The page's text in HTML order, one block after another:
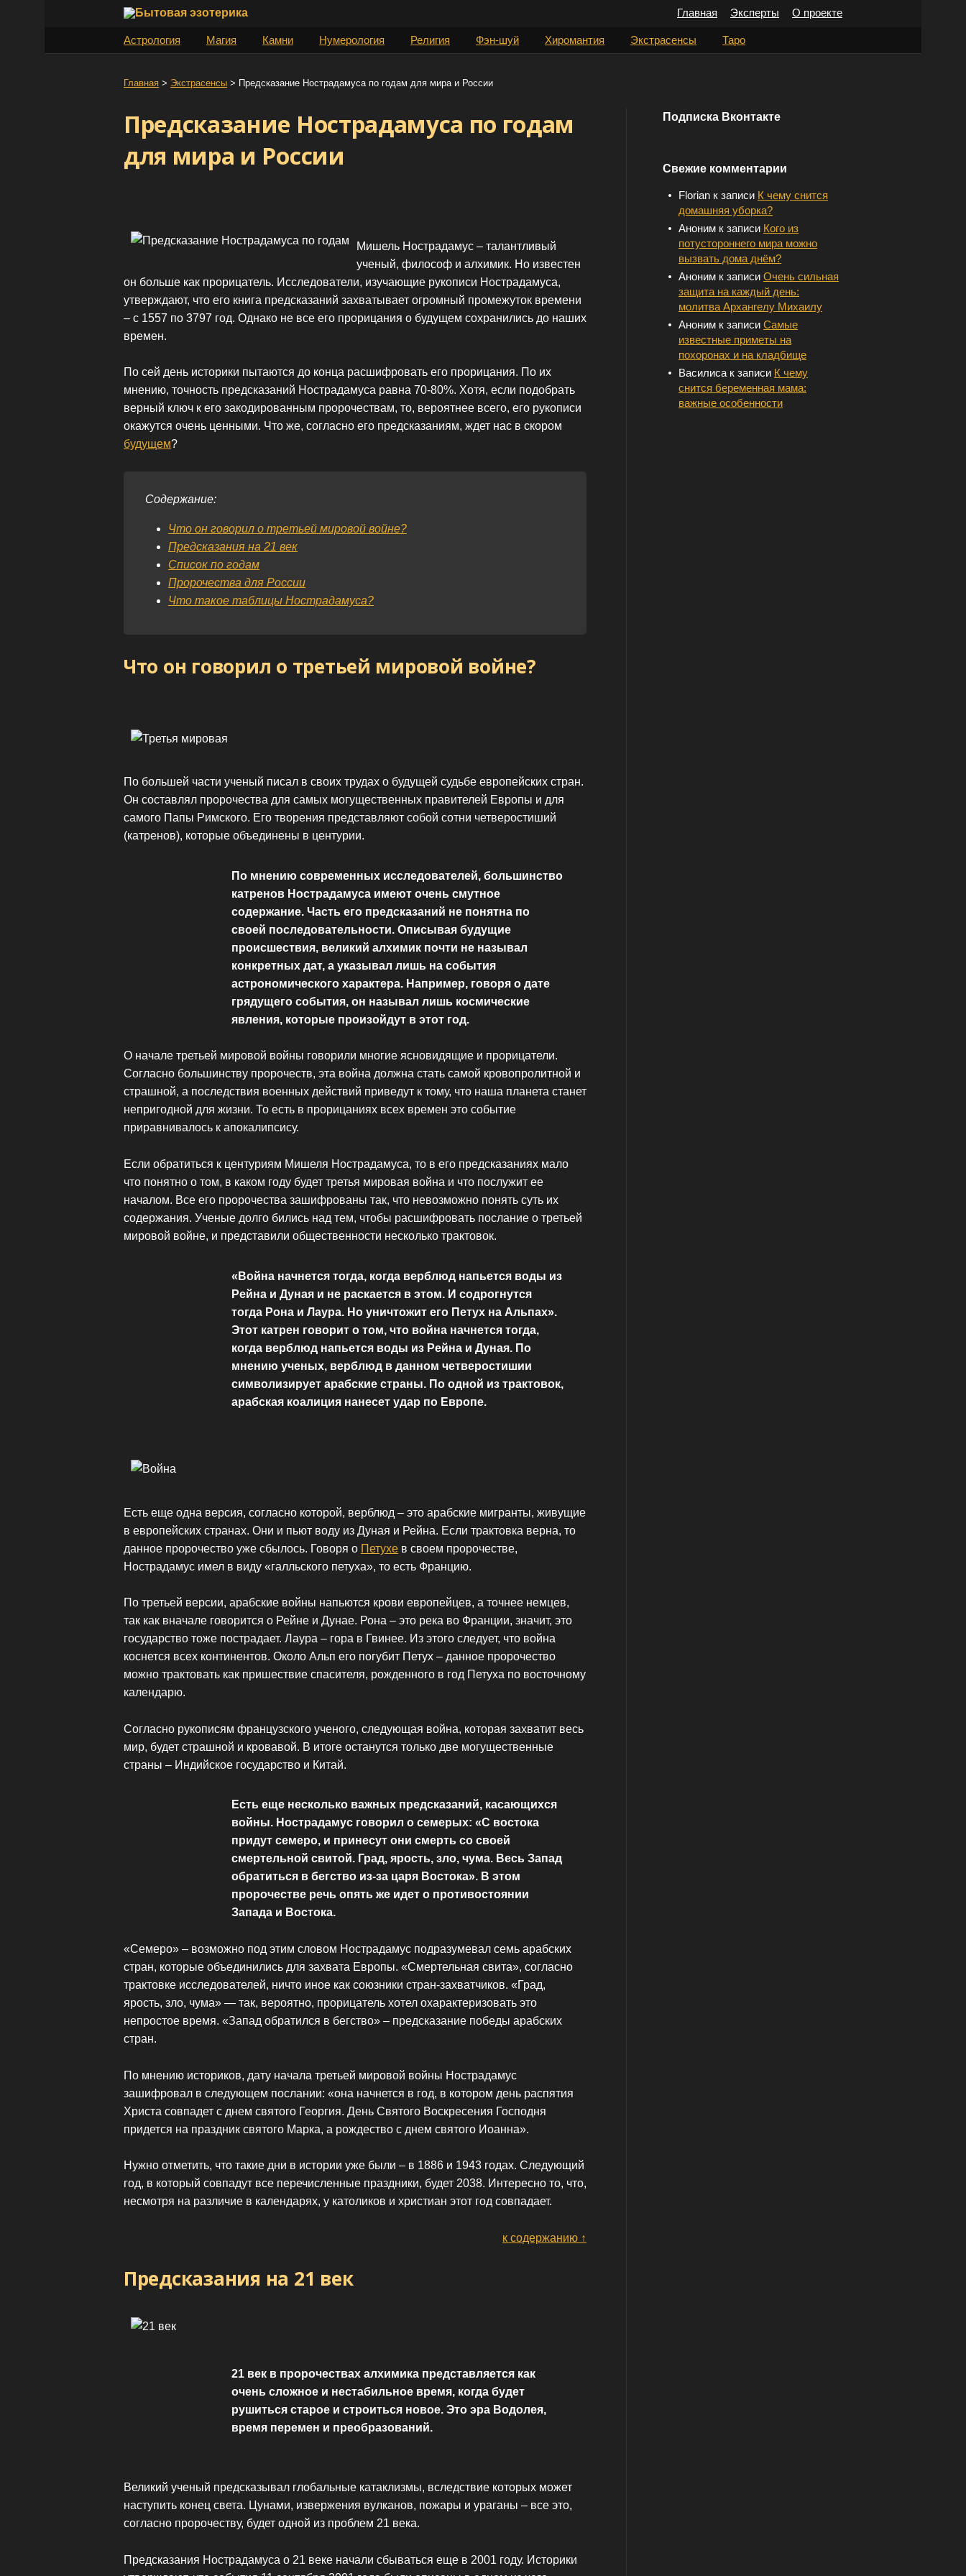
Главная Эксперты О проекте
Астрология Магия Камни Нумерология Религия Фэн-шуй Хиромантия Экстрасенсы Таро
Главная > Экстрасенсы > Предсказание Нострадамуса по годам для мира и России
Предсказание Нострадамуса по годам
для мира и России
Мишель Нострадамус – талантливый
ученый, философ и алхимик. Но известен
он больше как прорицатель. Исследователи, изучающие рукописи Нострадамуса,
утверждают, что его книга предсказаний захватывает огромный промежуток времени
– с 1557 по 3797 год. Однако не все его прорицания о будущем сохранились до наших
времен.
По сей день историки пытаются до конца расшифровать его прорицания. По их
мнению, точность предсказаний Нострадамуса равна 70-80%. Хотя, если подобрать
верный ключ к его закодированным пророчествам, то, вероятнее всего, его рукописи
окажутся очень ценными. Что же, согласно его предсказаниям, ждет нас в скором
будущем?
Содержание:
Что он говорил о третьей мировой войне?
Предсказания на 21 век
Список по годам
Пророчества для России
Что такое таблицы Нострадамуса?
Что он говорил о третьей мировой войне?
По большей части ученый писал в своих трудах о будущей судьбе европейских стран.
Он составлял пророчества для самых могущественных правителей Европы и для
самого Папы Римского. Его творения представляют собой сотни четверостиший
(катренов), которые объединены в центурии.
По мнению современных исследователей, большинство
катренов Нострадамуса имеют очень смутное
содержание. Часть его предсказаний не понятна по
своей последовательности. Описывая будущие
происшествия, великий алхимик почти не называл
конкретных дат, а указывал лишь на события
астрономического характера. Например, говоря о дате
грядущего события, он называл лишь космические
явления, которые произойдут в этот год.
О начале третьей мировой войны говорили многие ясновидящие и прорицатели.
Согласно большинству пророчеств, эта война должна стать самой кровопролитной и
страшной, а последствия военных действий приведут к тому, что наша планета станет
непригодной для жизни. То есть в прорицаниях всех времен это событие
приравнивалось к апокалипсису.
Если обратиться к центуриям Мишеля Нострадамуса, то в его предсказаниях мало
что понятно о том, в каком году будет третья мировая война и что послужит ее
началом. Все его пророчества зашифрованы так, что невозможно понять суть их
содержания. Ученые долго бились над тем, чтобы расшифровать послание о третьей
мировой войне, и представили общественности несколько трактовок.
«Война начнется тогда, когда верблюд напьется воды из
Рейна и Дуная и не раскается в этом. И содрогнутся
тогда Рона и Лаура. Но уничтожит его Петух на Альпах».
Этот катрен говорит о том, что война начнется тогда,
когда верблюд напьется воды из Рейна и Дуная. По
мнению ученых, верблюд в данном четверостишии
символизирует арабские страны. По одной из трактовок,
арабская коалиция нанесет удар по Европе.
Есть еще одна версия, согласно которой, верблюд – это арабские мигранты, живущие
в европейских странах. Они и пьют воду из Дуная и Рейна. Если трактовка верна, то
данное пророчество уже сбылось. Говоря о Петухе в своем пророчестве,
Нострадамус имел в виду «галльского петуха», то есть Францию.
По третьей версии, арабские войны напьются крови европейцев, а точнее немцев,
так как вначале говорится о Рейне и Дунае. Рона – это река во Франции, значит, это
государство тоже пострадает. Лаура – гора в Гвинее. Из этого следует, что война
коснется всех континентов. Около Альп его погубит Петух – данное пророчество
можно трактовать как пришествие спасителя, рожденного в год Петуха по восточному
календарю.
Согласно рукописям французского ученого, следующая война, которая захватит весь
мир, будет страшной и кровавой. В итоге останутся только две могущественные
страны – Индийское государство и Китай.
Есть еще несколько важных предсказаний, касающихся
войны. Нострадамус говорил о семерых: «С востока
придут семеро, и принесут они смерть со своей
смертельной свитой. Град, ярость, зло, чума. Весь Запад
обратиться в бегство из-за царя Востока». В этом
пророчестве речь опять же идет о противостоянии
Запада и Востока.
«Семеро» – возможно под этим словом Нострадамус подразумевал семь арабских
стран, которые объединились для захвата Европы. «Смертельная свита», согласно
трактовке исследователей, ничто иное как союзники стран-захватчиков. «Град,
ярость, зло, чума» — так, вероятно, прорицатель хотел охарактеризовать это
непростое время. «Запад обратился в бегство» – предсказание победы арабских
стран.
По мнению историков, дату начала третьей мировой войны Нострадамус
зашифровал в следующем послании: «она начнется в год, в котором день распятия
Христа совпадет с днем святого Георгия. День Святого Воскресения Господня
придется на праздник святого Марка, а рождество с днем святого Иоанна».
Нужно отметить, что такие дни в истории уже были – в 1886 и 1943 годах. Следующий
год, в который совпадут все перечисленные праздники, будет 2038. Интересно то, что,
несмотря на различие в календарях, у католиков и христиан этот год совпадает.
к содержанию ↑
Предсказания на 21 век
21 век в пророчествах алхимика представляется как
очень сложное и нестабильное время, когда будет
рушиться старое и строиться новое. Это эра Водолея,
время перемен и преобразований.
Великий ученый предсказывал глобальные катаклизмы, вследствие которых может
наступить конец света. Цунами, извержения вулканов, пожары и ураганы – все это,
согласно пророчеству, будет одной из проблем 21 века.
Предсказания Нострадамуса о 21 веке начали сбываться еще в 2001 году. Историки
Подписка Вконтакте
Свежие комментарии
Florian к записи К чему снится
домашняя уборка?
Аноним к записи Кого из
потустороннего мира можно
вызвать дома днём?
Аноним к записи Очень сильная
защита на каждый день:
молитва Архангелу Михаилу
Аноним к записи Самые
известные приметы на
похоронах и на кладбище
Василиса к записи К чему
снится беременная мама:
важные особенности